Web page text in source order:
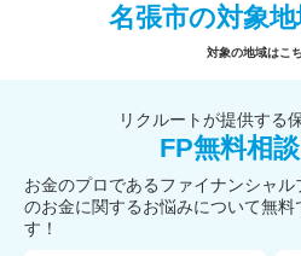
名張市の対象
対象の地域はこ
リクルートが提供する
FP無料相
お金のプロであるファイナンシャ
のお金に関するお悩みについて無
す！